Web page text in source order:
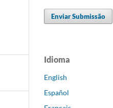
Enviar Submissão
Idioma
English
Español